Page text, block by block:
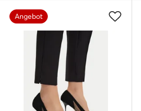
Angebot